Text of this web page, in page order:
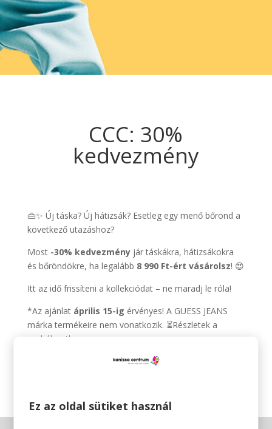
CCC: 30%
kedvezmény
👜✨ Új táska? Új hátizsák? Esetleg egy menő bőrönd a
következő utazáshoz?
Most -30% kedvezményjár táskákra, hátizsákokra
és bőröndökre, ha legalább 8 990 Ft-ért vásárolsz! 😍
Itt az idő frissíteni a kollekciódat – ne maradj le róla!
*Az ajánlat április 15-ig érvényes! A GUESS JEANS
márka termékeire nem vonatkozik. ⏳Részletek a
szabályzatban.
Te melyik darabot választod? 👀
Ez az oldal sütiket használ